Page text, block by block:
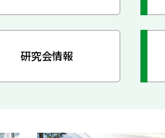
研究会情報